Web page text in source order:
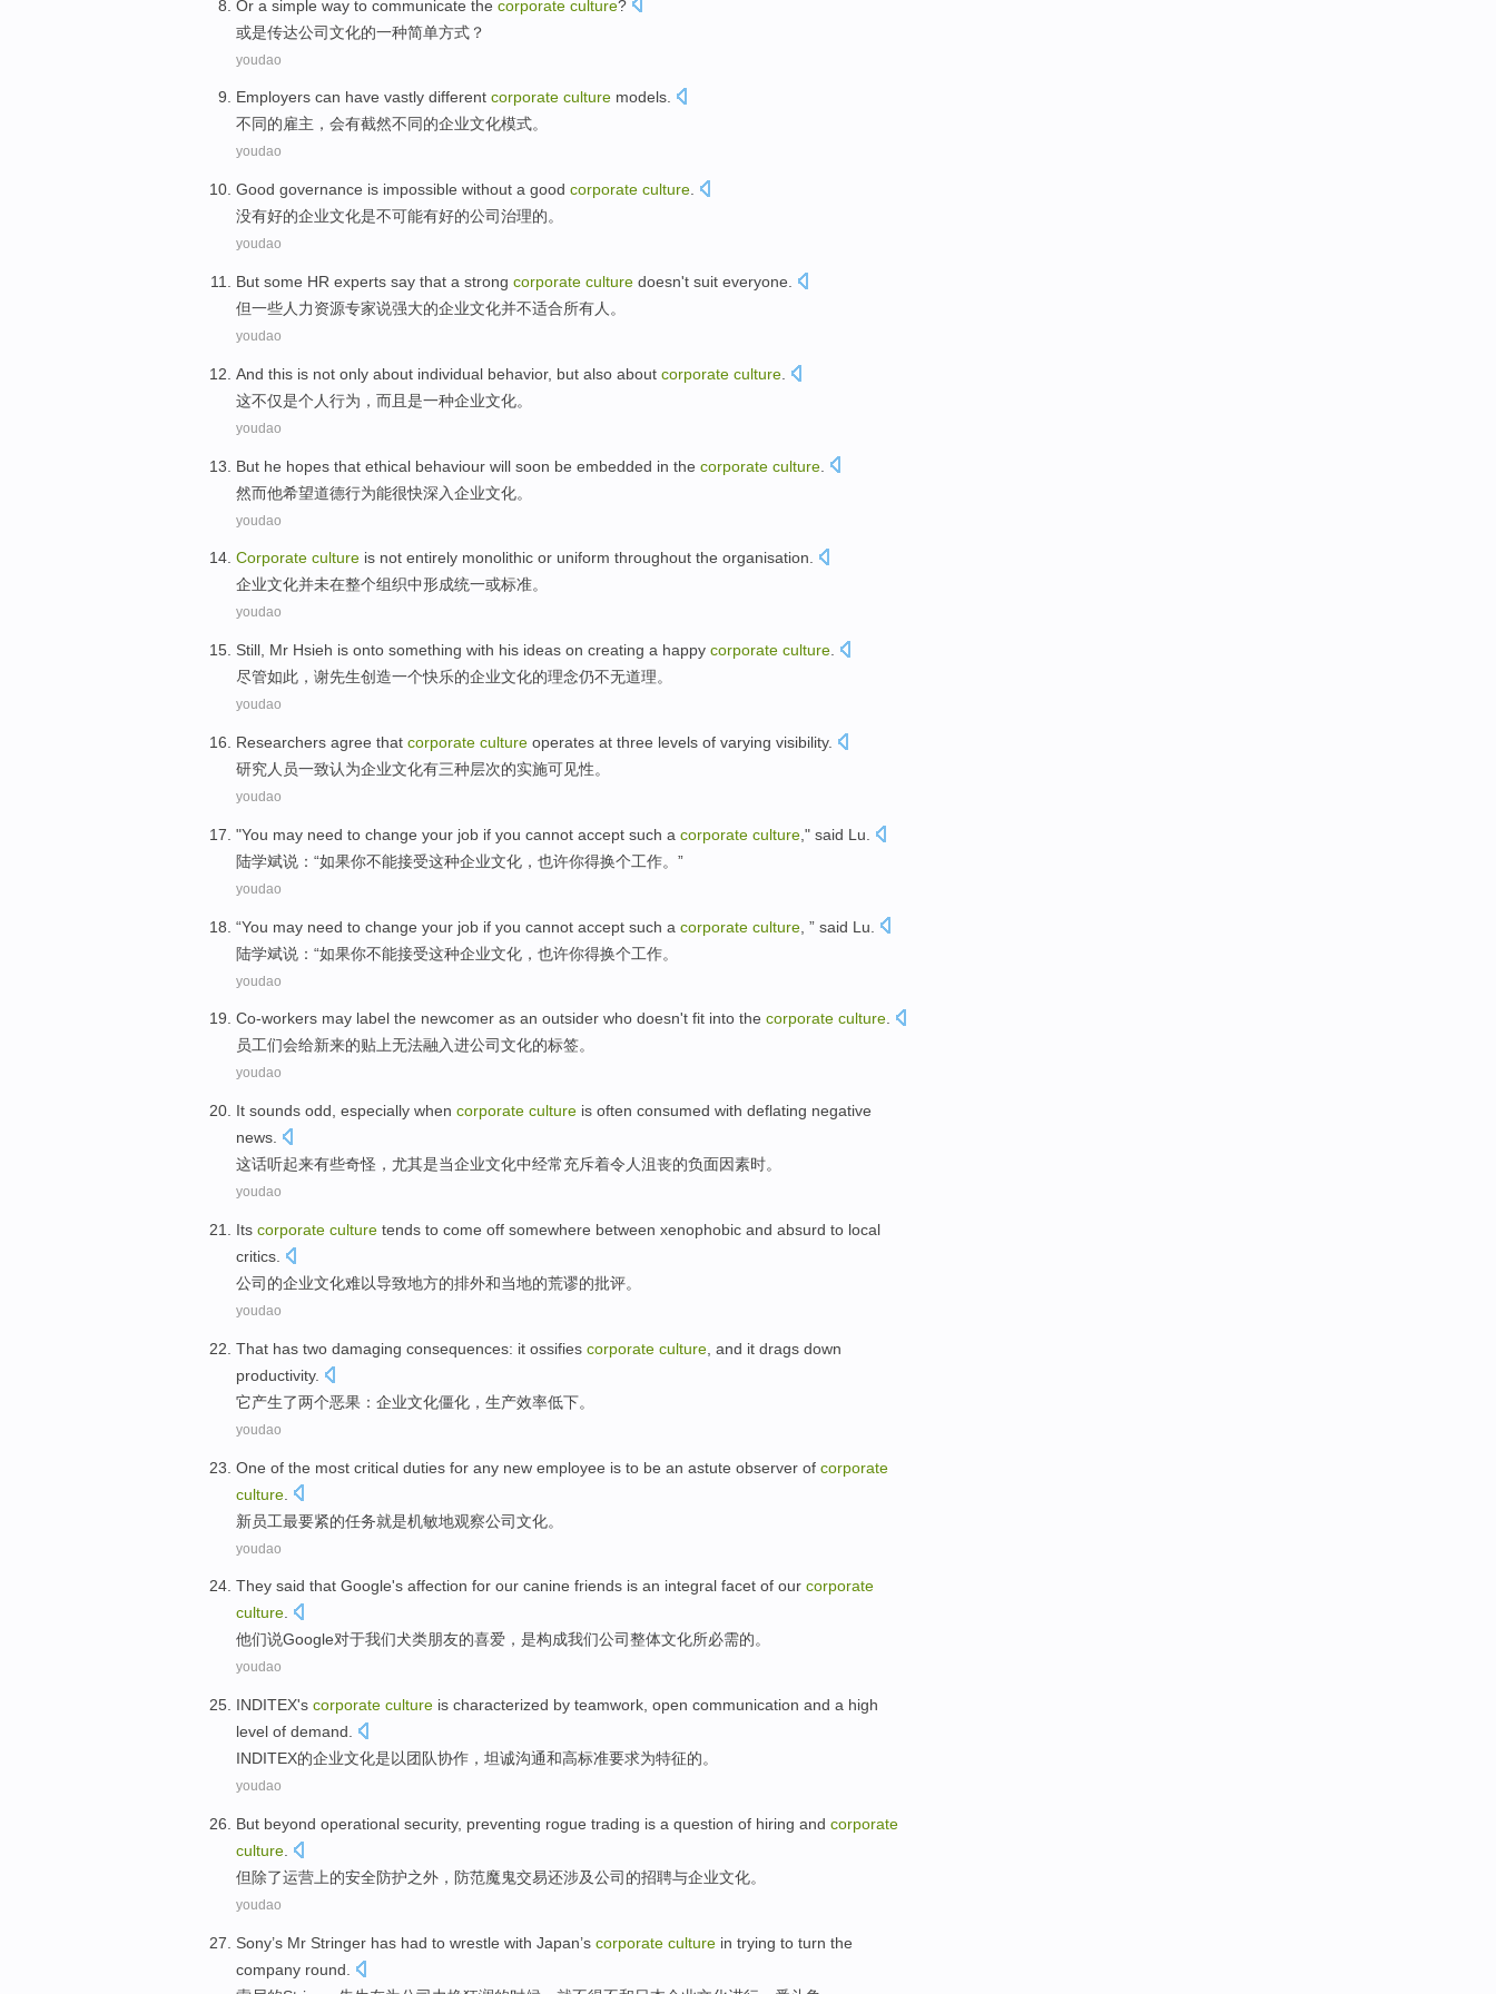
Or a simple way to communicate the corporate culture?
或是传达公司文化的一种简单方式 ？
youdao
Employers can have vastly different corporate culture models.
不同的雇主 ， 会有截然不同的企业文化模式。
youdao
Good governance is impossible without a good corporate culture
没有好的企业文化是不可能有好的公司治理的。
youdao
But some HR experts say that a strong corporate culture doesn't suit everyone
但一些人力资源专家说强大的企业文化并不适合所有人 。
youdao
And this is not only about individual behavior, but also about corporate culture
这不仅是个人行为 ， 而且 是一种企业文化。
youdao
But he hopes that ethical behaviour will soon be embedded in the corporate culture
然而他希望道德行为能很快深入企业文化。
youdao
Corporate culture is not entirely monolithic or uniform throughout the organisation.
企业文化并未在整个组织中形成统一或标准。
youdao
Still , Mr Hsieh is onto something with his ideas on creating a happy corporate culture
尽管如此 ， 谢先生创造一个快乐的企业文化的理念仍不无道理。
youdao
Researchers agree that corporate culture operates at three levels of varying visibility.
研究人员一致认为企业文化有三种层次的实施可见性。
youdao
"You may need to change your job if you cannot accept such a corporate culture ," said Lu
陆学斌说：“如果你不能接受这种企业文化 ， 也许你得换个工作。”
youdao
“You may need to change your job if you cannot accept such a corporate culture , ” said Lu
陆学斌说：“如果你不能接受这种企业文化 ， 也许你得换个工作。
youdao
Co-workers may label the newcomer as an outsider who doesn't fit into the corporate culture.
员工们会给新来的贴上无法融入进公司文化的标签。
youdao
It sounds odd especially when corporate culture is often consumed with deflating negative
news.
这话听起来有些奇怪 ， 尤其是当企业文化中经常充斥着令人沮丧的负面因素时。
youdao
Its corporate culture tends to come off somewhere between xenophobic and absurd to local
critics
公司 的企业文化难以导致地方的排外和当地的荒谬的批评。
youdao
That has two damaging consequences: it ossifies corporate culture , and it drags down
productivity.
它产生了两个恶果 ： 企业文化僵化，生产效率低下。
youdao
One of the most critical duties for any new employee is to be an astute observer of corporate
culture
新员工最要紧的任务就是机敏地观察公司文化。
youdao
They said that Google's affection for our canine friends is an integral facet of our corporate
culture.
他们说Google对于我们犬类朋友的喜爱 ， 是构成我们公司整体文化所必需的。
youdao
INDITEX's corporate culture is characterized by teamwork open communication and a high
level of demand
INDITEX的企业文化是以团队协作 ， 坦诚沟通和高标准要求为特征的。
youdao
But beyond operational security, preventing rogue trading is a question of hiring and corporate
culture
但 除了运营上的安全防护之外， 防范魔鬼交易还涉及公司的招聘与企业文化。
youdao
Sony’s Mr Stringer has had to wrestle with Japan’s corporate culture in trying to turn the
company round.